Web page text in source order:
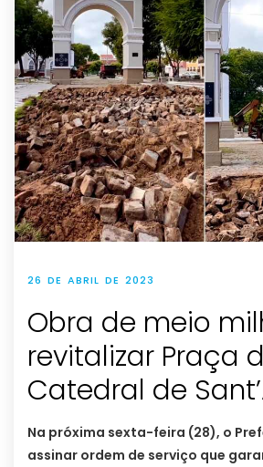
26 DE ABRIL DE 2023
Obra de meio
revitalizar Praça
Catedral de
Na próxima sexta-feira (28), o
assinar ordem de serviço que